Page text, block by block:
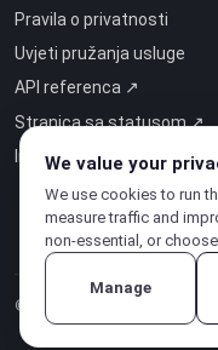
Pravila o privatnosti
Uvjeti pružanja usluge
API referenca ↗
Stranica sa statusom ↗
Inteligencija kao usluga ↗
© 2026 CloudSigma Holding
We value your
We use cookies to run
measure traffic and
non-essential, or
Manage